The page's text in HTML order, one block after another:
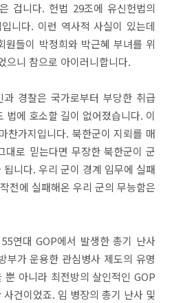
겁니다. 헌법 29조에 유신헌법의
니다. 이런 역사적 사실이 있는데
원들이 박정희와 박근혜 부녀를 위
으니 참으로 아이러니합니다.
경찰은 국가로부터 부당한 취급
법에 호소할 길이 없어졌습니다. 이
찬가지입니다. 북한군이 지뢰를 매
대로 믿는다면 무장한 북한군이 군
니다. 우리 군이 경계 임무에 실패
전에 실패해온 우리 군의 무능함은
연대 GOP에서 발생한 총기 난사
부가 운용한 관심병사 제도의 유명
뿐 아니라 최전방의 살인적인 GOP
건이었죠. 임 병장의 총기 난사 및